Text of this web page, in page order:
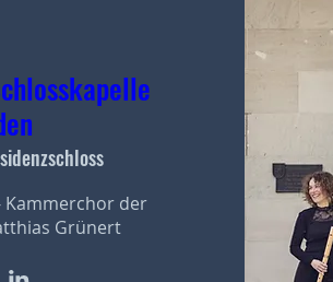
der
Grünert